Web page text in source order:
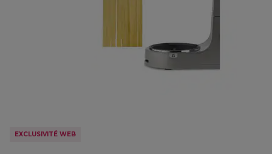
EXCLUSIVITÉ WEB